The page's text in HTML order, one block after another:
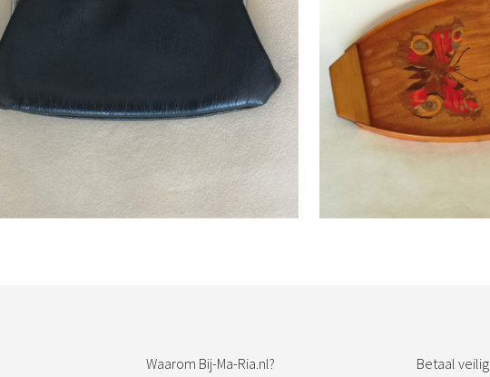
Waarom Bij-Ma-Ria.nl? Betaal veilig